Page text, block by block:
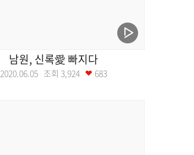
남원, 신록愛 빠지다
2020.06.05 조회 3,924 683